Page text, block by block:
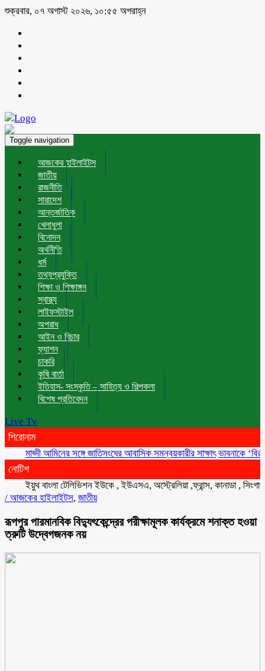
শুক্রবার, ০৭ অগাস্ট ২০২৬, ১০:৫৫ অপরাহ্ন
Toggle navigation
আজকের হাইলাইটস
জাতীয়
রাজনীতি
সারাদেশ
আন্তর্জাতিক
খেলাধুলা
বিনোদন
অর্থনীতি
ধর্ম
তথ্যপ্রযুক্তি
শিক্ষা ও শিক্ষাঙ্গন
স্বাস্থ্য
লাইফস্টাইল
অপরাধ
আইন ও বিচার
ফ্যাশন
চাকরি
কৃষি বার্তা
ইতিহাস- সংস্কৃতি – সাহিত্য ও শিল্পকলা
বিশেষ প্রতিবেদন
Live Tv
শিরোনাম
মাহ্দী আমিনের সঙ্গে জাতিসংঘের আবাসিক সমন্বয়কারীর সাক্ষাৎ ভাবনাকে ‘বিরল
নোটিশ
ইয়ুথ বাংলা টেলিভিশন ইউকে , ইউএসএ, অস্ট্রেলিয়া ,ফ্রান্স, কানাডা , সিংগাপুর ,
/ আজকের হাইলাইটস, জাতীয়
রূপপুর পারমানবিক বিদ্যুৎকেন্দ্রের পরীক্ষামূলক কার্যক্রমে শনাক্ত হওয়া
ত্রুটি উদ্বেগজনক নয়